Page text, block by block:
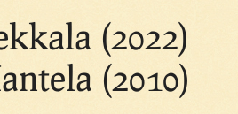
(2022)
(2010)